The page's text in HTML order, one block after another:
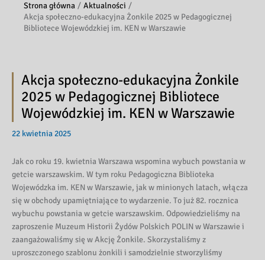
Strona główna
Aktualności
Akcja społeczno-edukacyjna Żonkile 2025 w Pedagogicznej
Bibliotece Wojewódzkiej im. KEN w Warszawie
Akcja społeczno-edukacyjna Żonkile
2025 w Pedagogicznej Bibliotece
Wojewódzkiej im. KEN w Warszawie
22 kwietnia 2025
Jak co roku 19. kwietnia Warszawa wspomina wybuch powstania w
getcie warszawskim. W tym roku Pedagogiczna Biblioteka
Wojewódzka im. KEN w Warszawie, jak w minionych latach, włącza
się w obchody upamiętniające to wydarzenie. To już 82. rocznica
wybuchu powstania w getcie warszawskim. Odpowiedzieliśmy na
zaproszenie Muzeum Historii Żydów Polskich POLIN w Warszawie i
zaangażowaliśmy się w Akcję Żonkile. Skorzystaliśmy z
uproszczonego szablonu żonkili i samodzielnie stworzyliśmy